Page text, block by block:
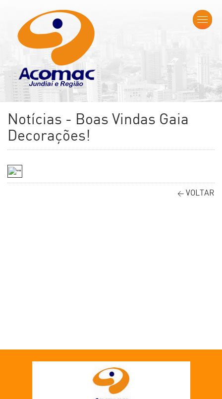
Notícias - Boas Vindas Gaia
Decorações!
< VOLTAR